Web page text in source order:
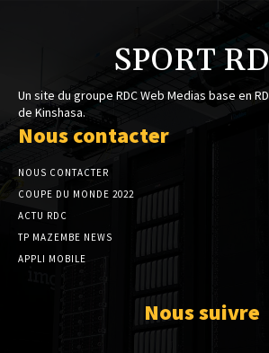
SPORT
Un site du groupe RDC Web Medias base en
de Kinshasa.
Nous contacter
NOUS CONTACTER
COUPE DU MONDE 2022
ACTU RDC
TP MAZEMBE NEWS
APPLI MOBILE
Nous suivre